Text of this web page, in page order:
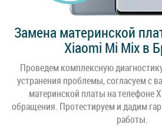
Замена материнской
Xiaomi Mi Mix в
Проведем комплексную
устранения проблемы, согласуем с
материнской платы на телефоне
обращения. Протестируем и дадим
работы.